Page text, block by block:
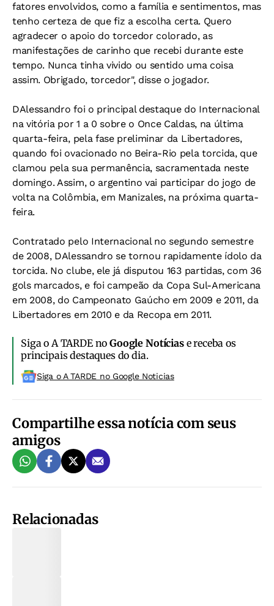
fatores envolvidos, como a família e sentimentos, mas
tenho certeza de que fiz a escolha certa. Quero
agradecer o apoio do torcedor colorado, as
manifestações de carinho que recebi durante este
tempo. Nunca tinha vivido ou sentido uma coisa
assim. Obrigado, torcedor", disse o jogador.
DAlessandro foi o principal destaque do Internacional
na vitória por 1 a 0 sobre o Once Caldas, na última
quarta-feira, pela fase preliminar da Libertadores,
quando foi ovacionado no Beira-Rio pela torcida, que
clamou pela sua permanência, sacramentada neste
domingo. Assim, o argentino vai participar do jogo de
volta na Colômbia, em Manizales, na próxima quarta-
feira.
Contratado pelo Internacional no segundo semestre
de 2008, DAlessandro se tornou rapidamente ídolo da
torcida. No clube, ele já disputou 163 partidas, com 36
gols marcados, e foi campeão da Copa Sul-Americana
em 2008, do Campeonato Gaúcho em 2009 e 2011, da
Libertadores em 2010 e da Recopa em 2011.
Siga o A TARDE noGoogle Notíciase receba os
principais destaques do dia.
Siga o A TARDE no Google Noticias
Compartilhe essa notícia com seus
amigos
Relacionadas